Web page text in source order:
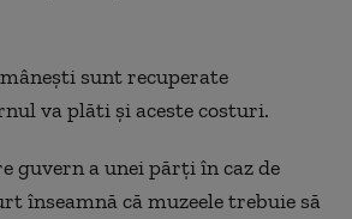
sunt recuperate
va plăti şi aceste costuri.
guvern a unei părţi în caz de
înseamnă că muzeele trebuie să